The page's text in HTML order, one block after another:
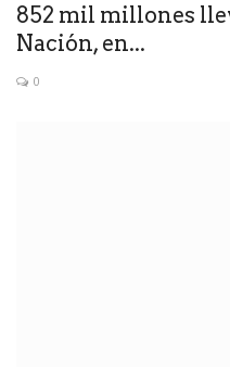
852 mil millones
Nación, en...
0